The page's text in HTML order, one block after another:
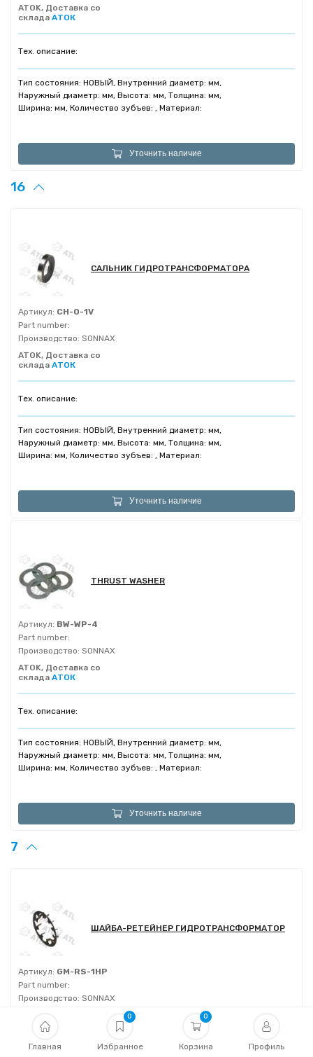
Главная
0
Избранное
0
Корзина Профиль
ATOK, Доставка со
склада АТОК
Тех. описание:
Тип состояния: НОВЫЙ, Внутренний диаметр: мм,
Наружный диаметр: мм, Высота: мм, Толщина: мм,
Ширина: мм, Количество зубъев: , Материал:
Уточнить наличие
16
САЛЬНИК ГИДРОТРАНСФОРМАТОРА
Артикул: CH-O-1V
Part number:
Производство: SONNAX
ATOK, Доставка со
склада АТОК
Тех. описание:
Тип состояния: НОВЫЙ, Внутренний диаметр: мм,
Наружный диаметр: мм, Высота: мм, Толщина: мм,
Ширина: мм, Количество зубъев: , Материал:
Уточнить наличие
THRUST WASHER
Артикул: BW-WP-4
Part number:
Производство: SONNAX
ATOK, Доставка со
склада АТОК
Тех. описание:
Тип состояния: НОВЫЙ, Внутренний диаметр: мм,
Наружный диаметр: мм, Высота: мм, Толщина: мм,
Ширина: мм, Количество зубъев: , Материал:
Уточнить наличие
7
ШАЙБА-РЕТЕЙНЕР ГИДРОТРАНСФОРМАТОР
Артикул: GM-RS-1HP
Part number:
Производство: SONNAX
склада